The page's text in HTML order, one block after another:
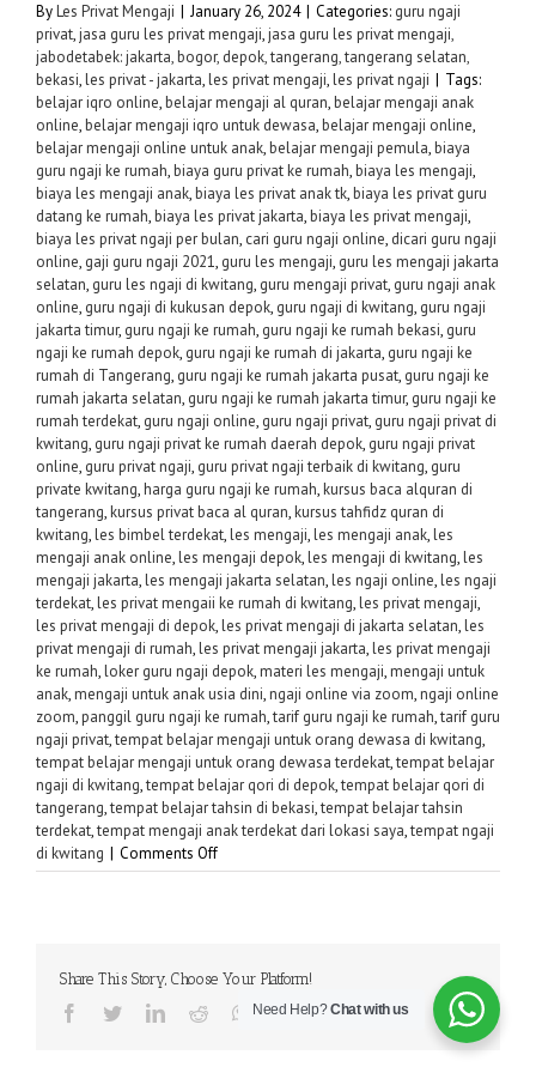
ByLes Privat Mengaji January 26, 2024 Categories: guru ngaji
privat,jasa guru les privat mengaji,jasa guru les privat mengaji,
jabodetabek: jakarta, bogor, depok, tangerang, tangerang selatan,
bekasi,les privat - jakarta,les privat mengaji,les privat ngaji
Tags:
belajar iqro online,belajar mengaji al quran,belajar mengaji anak
online,belajar mengaji iqro untuk dewasa,belajar mengaji online,
belajar mengaji online untuk anak,belajar mengaji pemula,biaya
guru ngaji ke rumah,biaya guru privat ke rumah,biaya les mengaji,
biaya les mengaji anak,biaya les privat anak tk,biaya les privat guru
datang ke rumah,biaya les privat jakarta,biaya les privat mengaji,
biaya les privat ngaji per bulan, cari guru ngaji online, dicari guru ngaji
online, gaji guru ngaji 2021, guru les mengaji, guru les mengaji jakarta
selatan, guru les ngaji di kwitang, guru mengaji privat, guru ngaji anak
online, guru ngaji di kukusan depok, guru ngaji di kwitang, guru ngaji
jakarta timur, guru ngaji ke rumah, guru ngaji ke rumah bekasi, guru
ngaji ke rumah depok, guru ngaji ke rumah di jakarta, guru ngaji ke
rumah di Tangerang, guru ngaji ke rumah jakarta pusat, guru ngaji ke
rumah jakarta selatan, guru ngaji ke rumah jakarta timur, guru ngaji ke
rumah terdekat, guru ngaji online, guru ngaji privat, guru ngaji privat di
kwitang, guru ngaji privat ke rumah daerah depok, guru ngaji privat
online, guru privat ngaji, guru privat ngaji terbaik di kwitang, guru
private kwitang,harga guru ngaji ke rumah,kursus baca alquran di
tangerang,kursus privat baca al quran,kursus tahfidz quran di
kwitang,les bimbel terdekat,les mengaji,les mengaji anak,les
mengaji anak online,les mengaji depok,les mengaji di kwitang,les
mengaji jakarta,les mengaji jakarta selatan,les ngaji online,les ngaji
terdekat,les privat mengaii ke rumah di kwitang,les privat mengaji,
les privat mengaji di depok,les privat mengaji di jakarta selatan,les
privat mengaji di rumah,les privat mengaji jakarta,les privat mengaji
ke rumah,loker guru ngaji depok,materi les mengaji,mengaji untuk
anak,mengaji untuk anak usia dini,ngaji online via zoom,ngaji online
zoom,panggil guru ngaji ke rumah,tarif guru ngaji ke rumah,tarif guru
ngaji privat,tempat belajar mengaji untuk orang dewasa di kwitang,
tempat belajar mengaji untuk orang dewasa terdekat,tempat belajar
ngaji di kwitang,tempat belajar qori di depok,tempat belajar qori di
tangerang,tempat belajar tahsin di bekasi,tempat belajar tahsin
terdekat,tempat mengaji anak terdekat dari lokasi saya,tempat ngaji
di kwitang
Comments Offon
Kwitang
Share This Story, Choose Your Platform!
Facebook
TwitterLinkedInRedditWhatsApp
TumblrPinterest
Vk Email
Need Help?Chat with us